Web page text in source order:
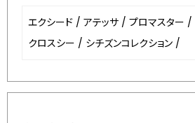
エクシード / アテッサ / プロマスター /
クロスシー / シチズンコレクション /